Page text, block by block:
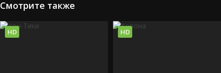
Смотрите также
HD HD